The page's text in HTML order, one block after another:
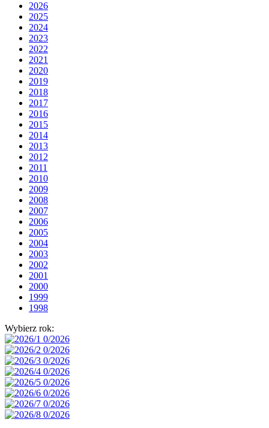
2026
2025
2024
2023
2022
2021
2020
2019
2018
2017
2016
2015
2014
2013
2012
2011
2010
2009
2008
2007
2006
2005
2004
2003
2002
2001
2000
1999
1998
Wybierz rok: